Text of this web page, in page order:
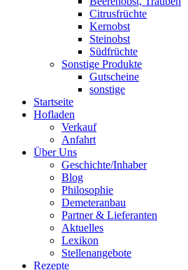
Citrusfrüchte
Kernobst
Steinobst
Südfrüchte
Sonstige Produkte
Gutscheine
sonstige
Startseite
Hofladen
Verkauf
Anfahrt
Über Uns
Geschichte/Inhaber
Blog
Philosophie
Demeteranbau
Partner & Lieferanten
Aktuelles
Lexikon
Stellenangebote
Rezepte